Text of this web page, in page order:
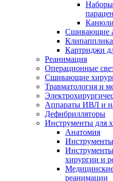
Наборы
Сшивающие
Картриджи
Реанимация
Операционные
Сшивающие
Травматология и
Аппараты ИВЛ и
Дефибрилляторы
Инструменты для
Анатомия
Инструменты
хирургии и
реанимации